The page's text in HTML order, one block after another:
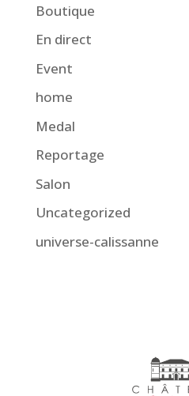
Boutique
En direct
Event
home
Medal
Reportage
Salon
Uncategorized
universe-calissanne